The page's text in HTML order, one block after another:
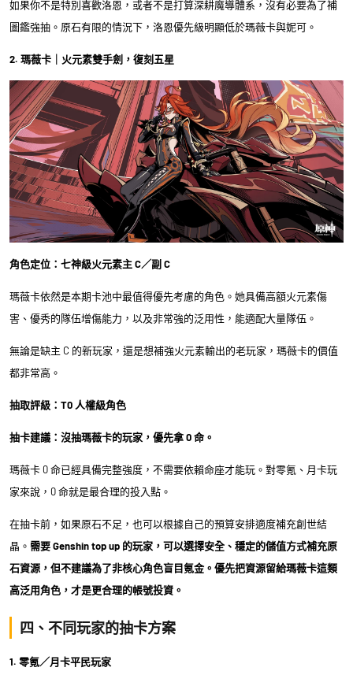
如果你不是特別喜歡洛恩，或者不是打算深耕魔導體系，沒有必要為了補
圖鑑強抽。原石有限的情況下，洛恩優先級明顯低於瑪薇卡與妮可。
2. 瑪薇卡｜火元素雙手劍，復刻五星
角色定位：七神級火元素主 C／副 C
瑪薇卡依然是本期卡池中最值得優先考慮的角色。她具備高額火元素傷
害、優秀的隊伍增傷能力，以及非常強的泛用性，能適配大量隊伍。
無論是缺主 C 的新玩家，還是想補強火元素輸出的老玩家，瑪薇卡的價值
都非常高。
抽取評級：T0 人權級角色
抽卡建議：沒抽瑪薇卡的玩家，優先拿 0 命。
瑪薇卡 0 命已經具備完整強度，不需要依賴命座才能玩。對零氪、月卡玩
家來說，0 命就是最合理的投入點。
在抽卡前，如果原石不足，也可以根據自己的預算安排適度補充創世結
晶。 需要 Genshin top up 的玩家，可以選擇安全、穩定的儲值方式補充原
石資源，但不建議為了非核心角色盲目氪金。優先把資源留給瑪薇卡這類
高泛用角色，才是更合理的帳號投資。
四、不同玩家的抽卡方案
1. 零氪／月卡平民玩家